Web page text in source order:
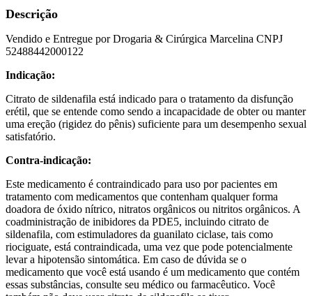
Descrição
Vendido e Entregue por Drogaria & Cirúrgica Marcelina CNPJ
52488442000122
Indicação:
Citrato de sildenafila está indicado para o tratamento da disfunção
erétil, que se entende como sendo a incapacidade de obter ou manter
uma ereção (rigidez do pênis) suficiente para um desempenho sexual
satisfatório.
Contra-indicação:
Este medicamento é contraindicado para uso por pacientes em
tratamento com medicamentos que contenham qualquer forma
doadora de óxido nítrico, nitratos orgânicos ou nitritos orgânicos. A
coadministração de inibidores da PDE5, incluindo citrato de
sildenafila, com estimuladores da guanilato ciclase, tais como
riociguate, está contraindicada, uma vez que pode potencialmente
levar a hipotensão sintomática. Em caso de dúvida se o
medicamento que você está usando é um medicamento que contém
essas substâncias, consulte seu médico ou farmacêutico. Você